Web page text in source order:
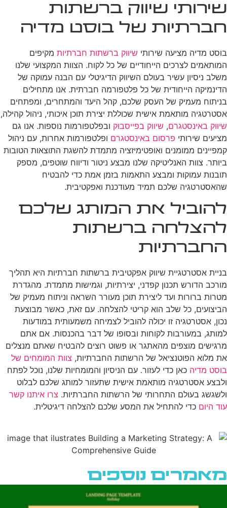
שירותי שיווק ברשתות
חברתיות של בוסט מדיה
בוסט מדיה מציעה שירותי שיווק ברשתות חברתיות מקיפים
המותאמים לצרכים הייחודיים של כל לקוח. הצוות המקצועי שלנו
משלב ניסיון עשיר בעולם השיווק הדיגיטלי עם הבנה עמוקה של
הדינמיקה הייחודית של כל פלטפורמה חברתית. אנו מתחילים
בניתוח מעמיק של העסק שלכם, קהל היעד והמתחרים, ומפתחים
אסטרטגיה מותאמת אישית שכוללת יצירת תוכן איכותי, ניהול קהילה,
שיווק באינסטגרם, שיווק בפייסבוק ובפלטפורמות נוספות. אנו גם
מציעים שירותי פרסום באינסטגרם ופלטפורמות אחרות, עם ניהול
קמפיינים ממומנים ואופטימיזציה מתמדת להשגת התוצאות הטובות
ביותר. צוות האנליטיקה שלנו מבצע ניטור ודיווח שוטפים, מספק
תובנות עמוקות ומבצע התאמות בזמן אמת כדי להבטיח
שהאסטרטגיה שלכם תמיד מעודכנת ואפקטיבית.
להוביל את המותג שלכם
להצלחה ברשתות
החברתיות
בניית אסטרטגיית שיווק אפקטיבית ברשתות חברתיות היא תהליך
מורכב הדורש תכנון קפדני, יצירתיות, וגמישות מתמדת. מהגדרת
מטרות ברורות ועד ליצירת תוכן מעורר השראה וניתוח מעמיק של
הביצועים, כל שלב הוא קריטי להצלחה. עם זאת, כאשר מבוצעת
נכון, אסטרטגיה זו יכולה להוביל לצמיחה משמעותית במודעות
למותג, במעורבות לקוחות ובסופו של דבר בהכנסות. אם אתם
מרגישים מוצפים מהאתגר או פשוט רוצים להבטיח שאתם מנצלים
את מלוא הפוטנציאל של הרשתות החברתיות, צוות המומחים של
בוסט מדיה כאן כדי לעזור. עם הניסיון והמומחיות שלנו, נוכל לפתח
ולבצע אסטרטגיה מותאמת אישית שתעזור למותג שלכם לבלוט
ולשגשג בעולם התחרותי של הרשתות החברתיות. צרו איתנו קשר
עוד היום כדי להתחיל את המסע שלכם להצלחה דיגיטלית.
מאמרים נוספים